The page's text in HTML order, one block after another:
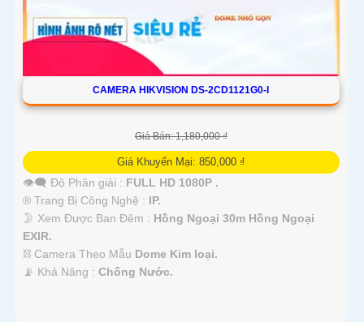
CAMERA HIKVISION DS-2CD1121G0-I
Giá Bán: 1,180,000 ₫
Giá Khuyến Mại: 850,000 ₫
👁️‍🗨 Độ Phân giải : FULL HD 1080P .
®️ Trang Bị Công Nghệ : IP.
🌛 Xem Được Ban Đêm : Hồng Ngoại 30m Hồng Ngoại
EXIR.
⛓ Camera Theo Mẫu Dome Kim loại.
️📡 Khả Năng : Chống Nước.